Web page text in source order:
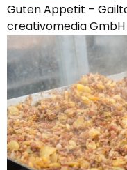
Guten Appetit –
creativomedia GmbH